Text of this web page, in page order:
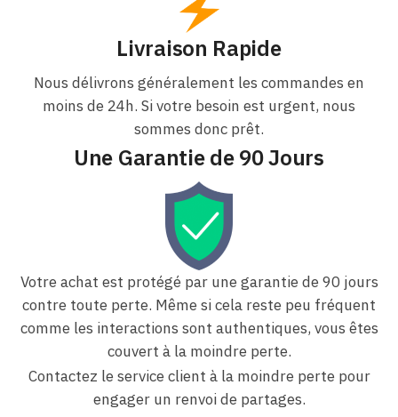
Livraison Rapide
Nous délivrons généralement les commandes en
moins de 24h. Si votre besoin est urgent, nous
sommes donc prêt.
Une Garantie de 90 Jours
Votre achat est protégé par une garantie de 90 jours
contre toute perte. Même si cela reste peu fréquent
comme les interactions sont authentiques, vous êtes
couvert à la moindre perte.
Contactez le service client à la moindre perte pour
engager un renvoi de partages.